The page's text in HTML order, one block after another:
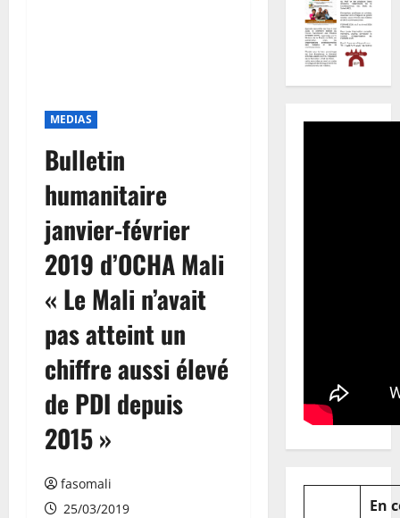
MEDIAS
Bulletin
humanitaire
janvier-février
2019 d’OCHA Mali
« Le Mali n’avait
pas atteint un
chiffre aussi élevé
de PDI depuis
2015 »
fasomali
25/03/2019
En